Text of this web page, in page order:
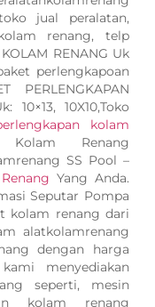
jual peralatan,
renang, telp
RENANG Uk
perlengkapoan
10×13, 10X10,Toko
kolam
Renang
SS Pool –
Yang Anda.
Seputar Pompa
kolam renang dari
alatkolamrenang
dengan harga
menyediakan
seperti, mesin
kolam renang